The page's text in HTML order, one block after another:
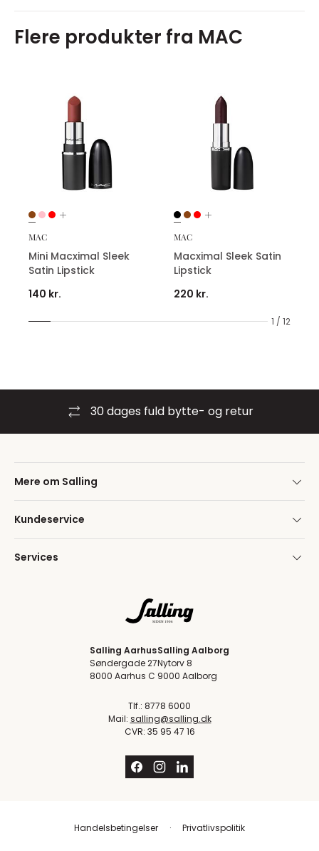
Flere produkter fra MAC
1 / 12
MAC
Mini Macximal Sleek
Satin Lipstick
140 kr.
MAC
Macximal Sleek Satin
Lipstick
220 kr.
30 dages fuld bytte- og retur
Mere om Salling
Kundeservice
Services
Salling Aarhus
Søndergade 27
8000 Aarhus C
Salling Aalborg
Nytorv 8
9000 Aalborg
Tlf.: 8778 6000
Mail: salling@salling.dk
CVR: 35 95 47 16
Handelsbetingelser Privatlivspolitik